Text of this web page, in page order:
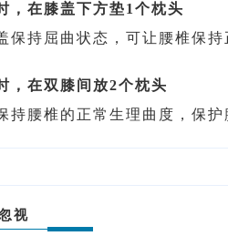
，在膝盖下方垫1个枕头
保持屈曲状态，可让腰椎保
，在双膝间放2个枕头
持腰椎的正常生理曲度，保
视